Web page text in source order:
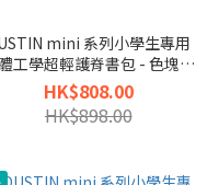
mini 系列小學生專用
工學超輕護脊書包 - 色塊拼
接
HK$808.00
HK$898.00